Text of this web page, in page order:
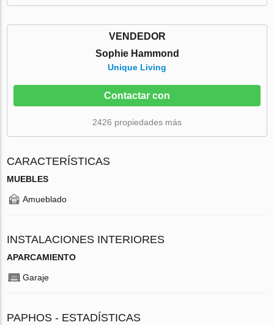
VENDEDOR
Sophie Hammond
Unique Living
Contactar con
2426 propiedades más
CARACTERÍSTICAS
MUEBLES
Amueblado
INSTALACIONES INTERIORES
APARCAMIENTO
Garaje
PAPHOS - ESTADÍSTICAS